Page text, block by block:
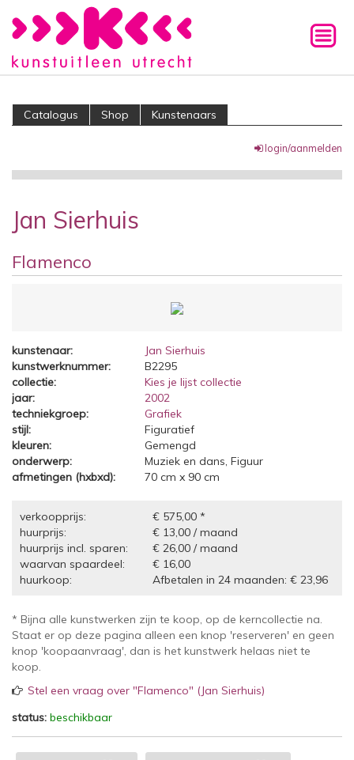
Catalogus Shop Kunstenaars
login/aanmelden
Jan Sierhuis
Flamenco
kunstenaar:
Jan Sierhuis
kunstwerknummer:
B2295
collectie:
Kies je lijst collectie
jaar:
2002
techniekgroep:
Grafiek
stijl:
Figuratief
kleuren:
Gemengd
onderwerp:
Muziek en dans, Figuur
afmetingen (hxbxd):
70 cm x 90 cm
verkoopprijs:
€ 575,00 *
huurprijs:
€ 13,00 / maand
huurprijs incl. sparen:
€ 26,00 / maand
waarvan spaardeel:
€ 16,00
huurkoop:
Afbetalen in 24 maanden: € 23,96
* Bijna alle kunstwerken zijn te koop, op de kerncollectie na.
Staat er op deze pagina alleen een knop 'reserveren' en geen
knop 'koopaanvraag', dan is het kunstwerk helaas niet te
koop.
Stel een vraag over "Flamenco" (Jan Sierhuis)
status: beschikbaar